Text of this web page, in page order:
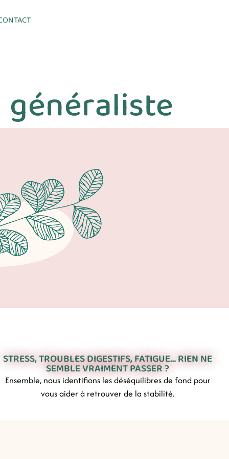
STRESS, TROUBLES DIGESTIFS, FATIGUE… RIEN NE
SEMBLE VRAIMENT PASSER ?
Ensemble, nous identifions les déséquilibres de fond pour
vous aider à retrouver de la stabilité.